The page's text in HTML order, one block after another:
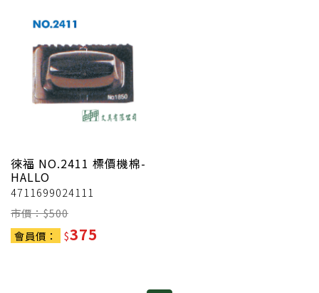
徠福 NO.2411 標價機棉-
HALLO
4711699024111
市價：$500
會員價：
$375